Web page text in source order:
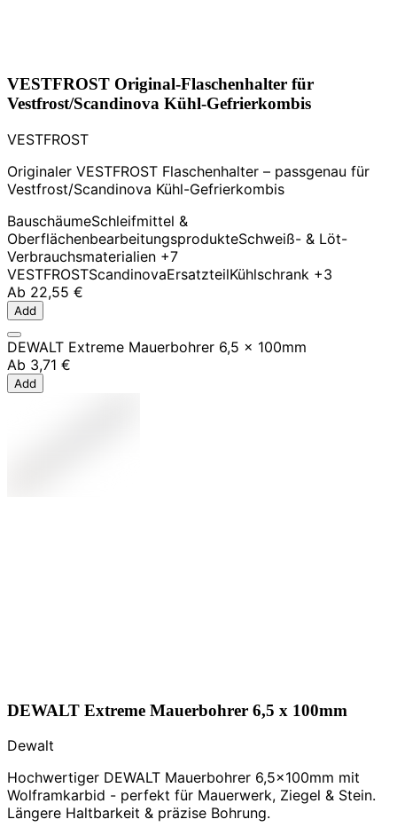
VESTFROST Original-Flaschenhalter für
Vestfrost/Scandinova Kühl-Gefrierkombis
VESTFROST
Originaler VESTFROST Flaschenhalter – passgenau für
Vestfrost/Scandinova Kühl-Gefrierkombis
BauschäumeSchleifmittel &
OberflächenbearbeitungsprodukteSchweiß- & Löt-
Verbrauchsmaterialien +7
VESTFROSTScandinovaErsatzteilKühlschrank +3
Ab 22,55 €
Add
DEWALT Extreme Mauerbohrer 6,5 x 100mm
Ab 3,71 €
Add
DEWALT Extreme Mauerbohrer 6,5 x 100mm
Dewalt
Hochwertiger DEWALT Mauerbohrer 6,5x100mm mit
Wolframkarbid - perfekt für Mauerwerk, Ziegel & Stein.
Längere Haltbarkeit & präzise Bohrung.